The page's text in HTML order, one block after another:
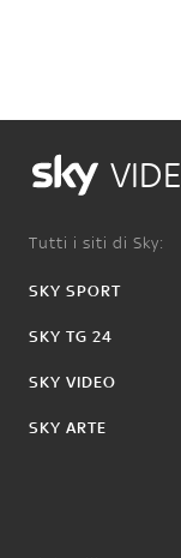
Tutti i siti di Sky:
SKY SPORT
SKY TG 24
SKY VIDEO
SKY ARTE